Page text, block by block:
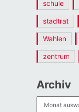
schule
stadtrat
Wahlen
zentrum
Archiv